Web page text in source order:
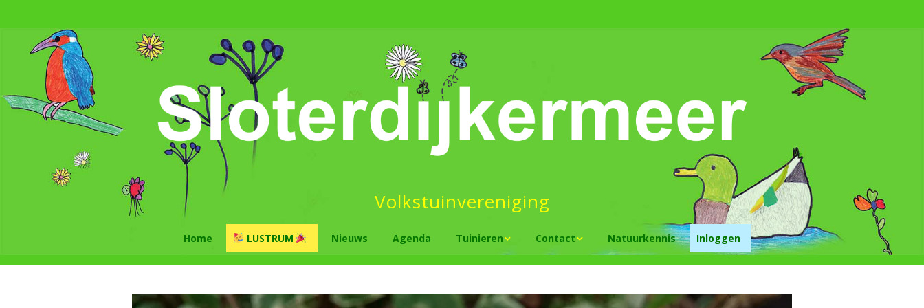
Volkstuinvereniging
Home LUSTRUM Nieuws Agenda Tuinieren
Groen tuinieren
Is natuurlijk tuinieren lui
Tuintips
Wat te doen in de
Contact
Tuinder worden
Plattegrond
Natuurkennis Inloggen